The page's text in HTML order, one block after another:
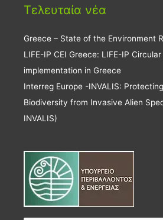
Τελευταία νέα
Greece – State of the Environment
LIFE-IP CEI Greece: LIFE-IP
implementation in Greece
Interreg Europe -INVALIS:
Biodiversity from Invasive Alien
INVALIS)